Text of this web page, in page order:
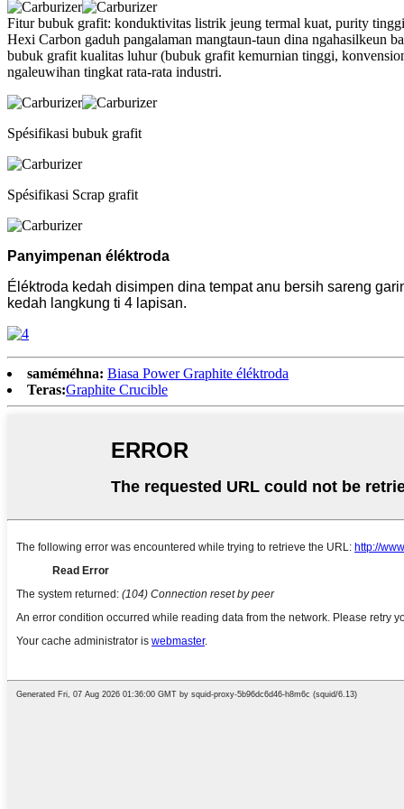
Fitur bubuk grafit: konduktivitas listrik jeung termal kuat, purity
Hexi Carbon gaduh pangalaman mangtaun-taun dina ngahasilkeun
bubuk grafit kualitas luhur (bubuk grafit kemurnian tinggi,
ngaleuwihan tingkat rata-rata industri.
Spésifikasi bubuk grafit
Spésifikasi Scrap grafit
Panyimpenan éléktroda
Éléktroda kedah disimpen dina tempat anu bersih sareng
kedah langkung ti 4 lapisan.
saméméhna: Biasa Power Graphite éléktroda
Teras:Graphite Crucible